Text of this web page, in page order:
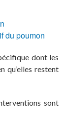
du poumon
dont les
qu’elles restent
sont